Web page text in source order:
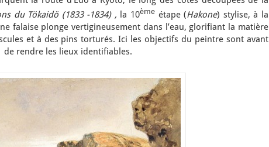
du Tökaidö (1833 -1834) , la 10ème étape (Hakone) stylise, à la
falaise plonge vertigineusement dans l’eau, glorifiant la matière
et à des pins torturés. Ici les objectifs du peintre sont avant
de rendre les lieux identifiables.